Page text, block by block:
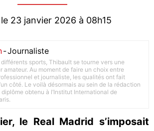
le 23 janvier 2026 à 08h15
-Journaliste
différents sports, Thibault se tourne vers une
amateur. Au moment de faire un choix entre
et journaliste, les qualités ont fait
côté. Le voilà désormais au sein de la rédaction
obtenu à l’Institut International de
le Real Madrid s’imposait